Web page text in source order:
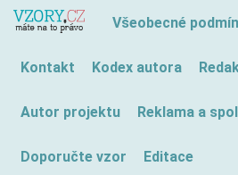
Všeobecné
Kontakt Kodex autora
Autor projektu Reklama a
Doporučte vzor Editace